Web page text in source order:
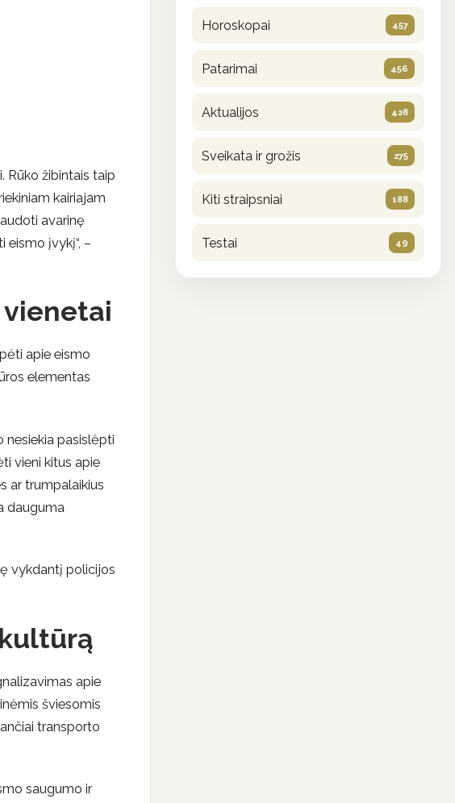
Rūko žibintais taip
kairiajam
avarinę
įvykį“, –
apie eismo
elementas
nesiekia pasislėpti
vieni kitus apie
ar trumpalaikius
dauguma
vykdantį policijos
apie
šviesomis
transporto
saugumo ir
Horoskopai 457
Patarimai 456
Aktualijos 428
Sveikata ir grožis 275
Kiti straipsniai 188
Testai 49